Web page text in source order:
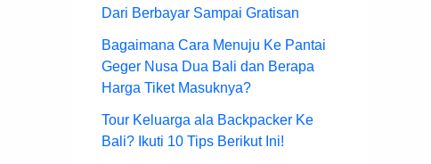
Dari Berbayar Sampai Gratisan
Bagaimana Cara Menuju Ke Pantai
Geger Nusa Dua Bali dan Berapa
Harga Tiket Masuknya?
Tour Keluarga ala Backpacker Ke
Bali? Ikuti 10 Tips Berikut Ini!